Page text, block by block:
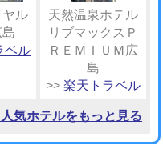
ヤル
ベル
天然温泉ホテル
リブマックスＰ
ＲＥＭＩＵＭ広
島
>> 楽天トラベル
気ホテルをもっと見る